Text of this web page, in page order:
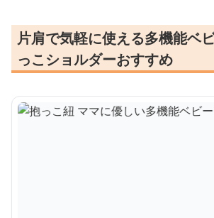
片肩で気軽に使える多機能ベ
っこショルダーおすすめ